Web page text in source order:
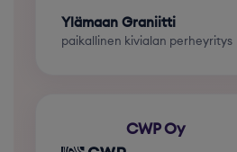
Ylämaan Graniitti
paikallinen kivialan perheyritys
CWP Oy